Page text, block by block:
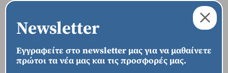
Newsletter
Εγγραφείτε στο newsletter μας για να μαθαίνετε
πρώτοι τα νέα μας και τις προσφορές μας.
ΑΡΧΙΚΗ › ΠΡΟΟΡΙΣΜΟΙ › ΕΥΡΏΠΗ › ΕΛΛΆΔΑ